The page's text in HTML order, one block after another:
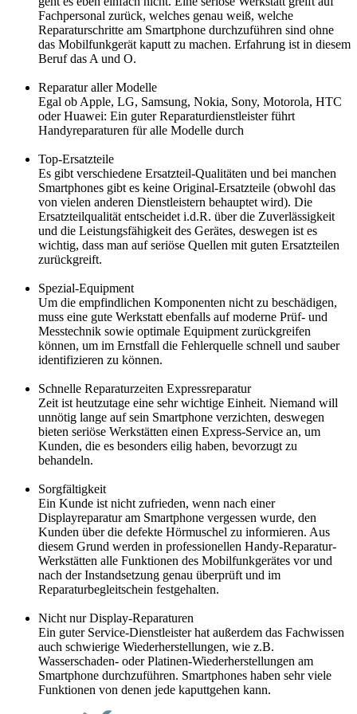
Fachpersonal zurück, welches genau weiß, welche
Reparaturschritte am Smartphone durchzuführen sind ohne
das Mobilfunkgerät kaputt zu machen. Erfahrung ist in diesem
Beruf das A und O.
Reparatur aller Modelle
Egal ob Apple, LG, Samsung, Nokia, Sony, Motorola, HTC
oder Huawei: Ein guter Reparaturdienstleister führt
Handyreparaturen für alle Modelle durch
Top-Ersatzteile
Es gibt verschiedene Ersatzteil-Qualitäten und bei manchen
Smartphones gibt es keine Original-Ersatzteile (obwohl das
von vielen anderen Dienstleistern behauptet wird). Die
Ersatzteilqualität entscheidet i.d.R. über die Zuverlässigkeit
und die Leistungsfähigkeit des Gerätes, deswegen ist es
wichtig, dass man auf seriöse Quellen mit guten Ersatzteilen
zurückgreift.
Spezial-Equipment
Um die empfindlichen Komponenten nicht zu beschädigen,
muss eine gute Werkstatt ebenfalls auf moderne Prüf- und
Messtechnik sowie optimale Equipment zurückgreifen
können, um im Ernstfall die Fehlerquelle schnell und sauber
identifizieren zu können.
Schnelle Reparaturzeiten Expressreparatur
Zeit ist heutzutage eine sehr wichtige Einheit. Niemand will
unnötig lange auf sein Smartphone verzichten, deswegen
bieten seriöse Werkstätten einen Express-Service an, um
Kunden, die es besonders eilig haben, bevorzugt zu
behandeln.
Sorgfältigkeit
Ein Kunde ist nicht zufrieden, wenn nach einer
Displayreparatur am Smartphone vergessen wurde, den
Kunden über die defekte Hörmuschel zu informieren. Aus
diesem Grund werden in professionellen Handy-Reparatur-
Werkstätten alle Funktionen des Mobilfunkgerätes vor und
nach der Instandsetzung genau überprüft und im
Reparaturbegleitschein festgehalten.
Nicht nur Display-Reparaturen
Ein guter Service-Dienstleister hat außerdem das Fachwissen
auch schwierige Wiederherstellungen, wie z.B.
Wasserschaden- oder Platinen-Wiederherstellungen am
Smartphone durchzuführen. Smartphones haben sehr viele
Funktionen von denen jede kaputtgehen kann.